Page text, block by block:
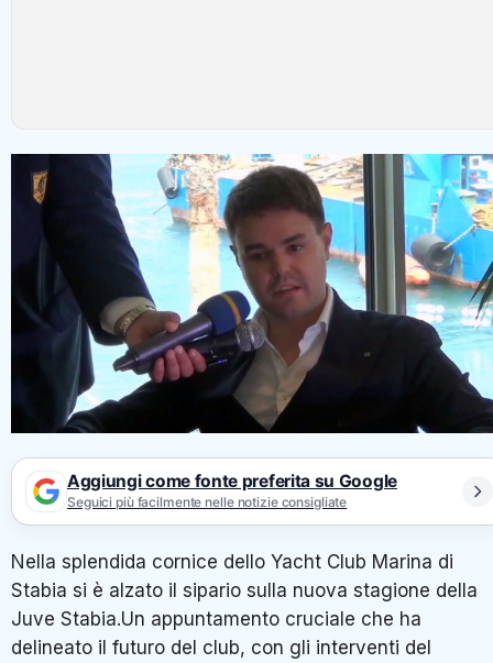
Aggiungi come fonte preferita su Google
Seguici più facilmente nelle notizie consigliate
Nella splendida cornice dello Yacht Club Marina di
Stabia si è alzato il sipario sulla nuova stagione della
Juve Stabia.Un appuntamento cruciale che ha
delineato il futuro del club, con gli interventi del